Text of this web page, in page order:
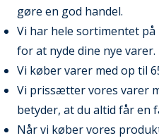
gøre en god handel.
Vi har hele sortimentet
for at nyde dine nye varer.
Vi køber varer med op til
Vi prissætter vores varer
betyder, at du altid får en
Når vi køber vores